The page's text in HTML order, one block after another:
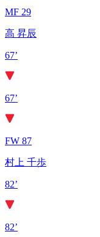
MF 29
高 昇辰
67’
67’
FW 87
村上 千歩
82’
82’